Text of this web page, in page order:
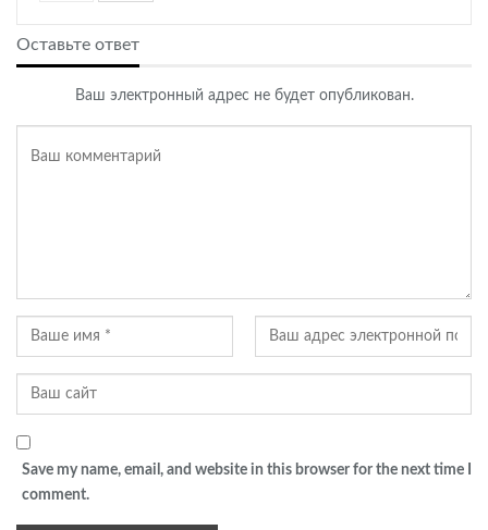
Оставьте ответ
Ваш электронный адрес не будет опубликован.
Save my name, email, and website in this browser for the next time I
comment.